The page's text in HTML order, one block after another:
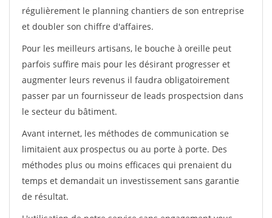
régulièrement le planning chantiers de son entreprise
et doubler son chiffre d'affaires.
Pour les meilleurs artisans, le bouche à oreille peut
parfois suffire mais pour les désirant progresser et
augmenter leurs revenus il faudra obligatoirement
passer par un fournisseur de leads prospectsion dans
le secteur du bâtiment.
Avant internet, les méthodes de communication se
limitaient aux prospectus ou au porte à porte. Des
méthodes plus ou moins efficaces qui prenaient du
temps et demandait un investissement sans garantie
de résultat.